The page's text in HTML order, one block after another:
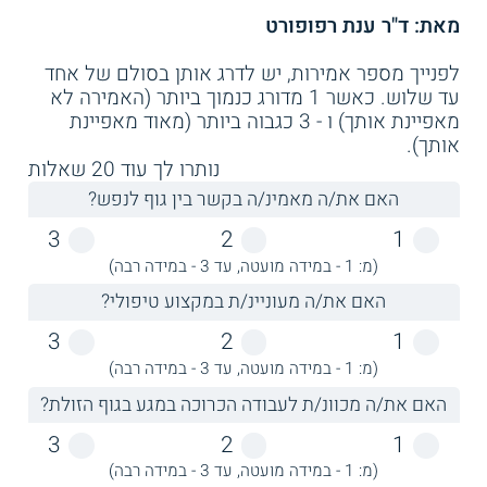
האישי של כל אחד מהם.
מאחר שהסטודנטים חווים בעצמם תהליך של
התפתחות אישית במסגרת הקורסים השונים, הם
לומדים על הדרכים והכלים, בהם יוכלו ללוות אנשים
נוספים בתהליכים התפתחותיים באופן
אינדיווידואלי, ובשילוב הטכניקות הטיפוליות שאותן
למדו. בין השאר, הסטודנטים לומדים לקבל את
המסע האישי, להכיל קושי ועצב, לנוע על גלי
התהליך האורגני, לאפשר, להניח ולזהות את הרגעים
שבהם נכון לפעול. בהתאם, במרכז לימודים זה לא
מחייבים את התלמידים לסיים את הלימודים
במסלול שבו התחילו.
צוות ההוראה במרכז
המנחים המובילים ומלווים את תהליכי ההתפתחות
האישית והמקצועית של תלמידי המרכז עוסקים
בפועל ביותר משיטת ריפוי אחת. כך, בין חברי הצוות
מאת: ד"ר ענת רפופורט
לפנייך מספר אמירות, יש לדרג אותן בסולם של אחד
עד שלוש. כאשר 1 מדורג כנמוך ביותר (האמירה לא
מאפיינת אותך) ו - 3 כגבוה ביותר (מאוד מאפיינת
אותך).
נותרו לך עוד 20 שאלות
האם את/ה מאמינ/ה בקשר בין גוף לנפש?
1
2
3
(מ: 1 - במידה מועטה, עד 3 - במידה רבה)
האם את/ה מעוניינ/ת במקצוע טיפולי?
1
2
3
(מ: 1 - במידה מועטה, עד 3 - במידה רבה)
האם את/ה מכוונ/ת לעבודה הכרוכה במגע בגוף הזולת?
1
2
3
(מ: 1 - במידה מועטה, עד 3 - במידה רבה)